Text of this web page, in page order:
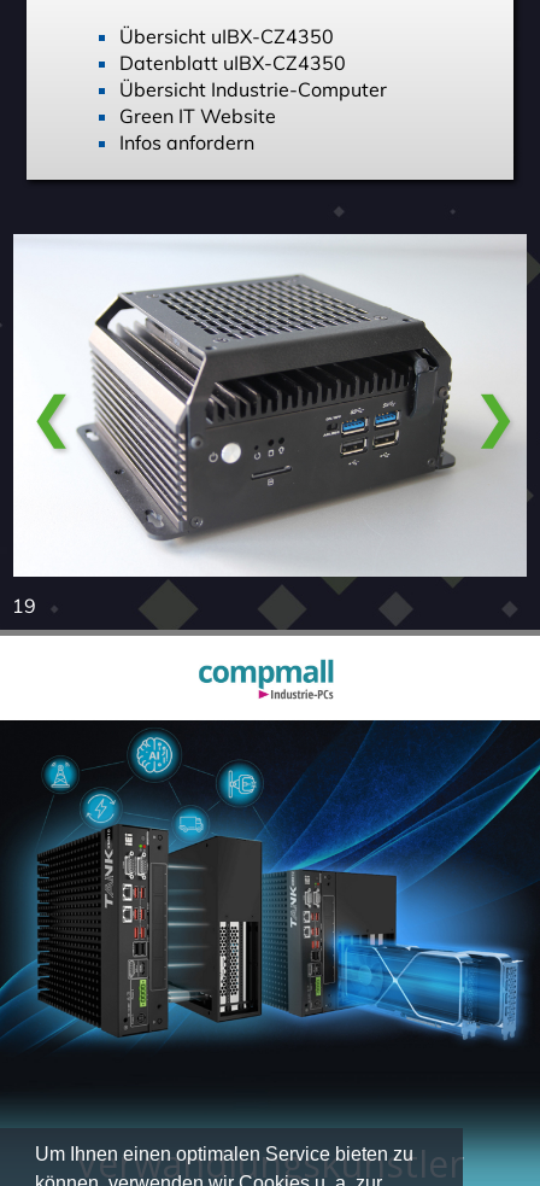
Um Ihnen einen optimalen Service bieten zu
Übersicht uIBX-CZ4350
Datenblatt uIBX-CZ4350
Übersicht Industrie-Computer
Green IT Website
Infos anfordern
❮ ❯
19
Verwandlungskünstler